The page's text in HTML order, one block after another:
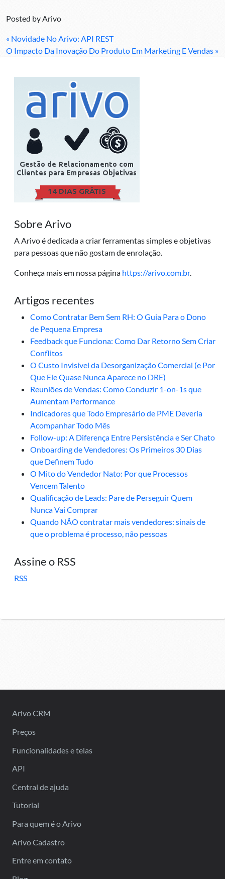
Posted byArivo
« Novidade No Arivo: API REST
O Impacto Da Inovação Do Produto Em Marketing E Vendas »
Sobre Arivo
A Arivo é dedicada a criar ferramentas simples e objetivas
para pessoas que não gostam de enrolação.
Conheça mais em nossa página https://arivo.com.br.
Artigos recentes
Como Contratar Bem Sem RH: O Guia Para o Dono
de Pequena Empresa
Feedback que Funciona: Como Dar Retorno Sem Criar
Conflitos
O Custo Invisível da Desorganização Comercial (e Por
Que Ele Quase Nunca Aparece no DRE)
Reuniões de Vendas: Como Conduzir 1-on-1s que
Aumentam Performance
Indicadores que Todo Empresário de PME Deveria
Acompanhar Todo Mês
Follow-up: A Diferença Entre Persistência e Ser Chato
Onboarding de Vendedores: Os Primeiros 30 Dias
que Definem Tudo
O Mito do Vendedor Nato: Por que Processos
Vencem Talento
Qualificação de Leads: Pare de Perseguir Quem
Nunca Vai Comprar
Quando NÃO contratar mais vendedores: sinais de
que o problema é processo, não pessoas
Assine o RSS
RSS
Arivo CRM
Preços
Funcionalidades e telas
API
Central de ajuda
Tutorial
Para quem é o Arivo
Arivo Cadastro
Entre em contato